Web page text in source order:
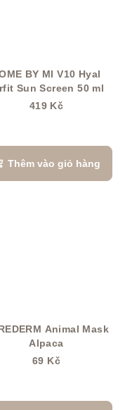
BY MI V10 Hyal
Sun Screen 50 ml
419 Kč
Thêm vào giỏ hàng
Animal Mask
Alpaca
69 Kč